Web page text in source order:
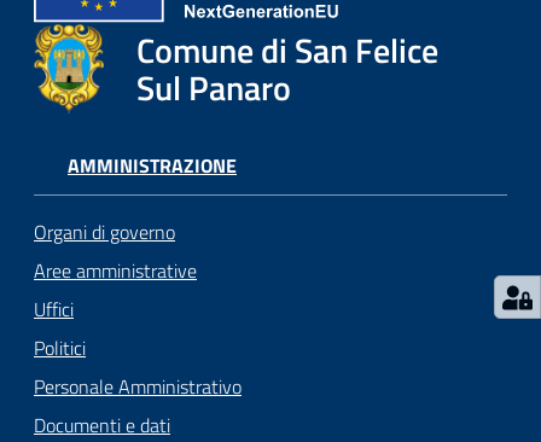
c
o
n
s
g
Comune di San Felice
Sul Panaro
AMMINISTRAZIONE
Organi di governo
Aree amministrative
Uffici
Politici
Personale Amministrativo
Documenti e dati